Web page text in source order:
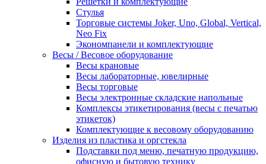
Стулья
Торговые системы Joker, Uno, Global, Vertical,
Neo Fix
Экономпанели и комплектующие
Весы / Весовое оборудование
Весы крановые
Весы лабораторные, ювелирные
Весы торговые
Весы электронные складские напольные
Комплексы этикетирования (весы с печатью
этикеток)
Комплектующие к весовому оборудованию
Изделия из пластика и оргстекла
Подставки под меню, печатную продукцию,
офисную и бытовую технику